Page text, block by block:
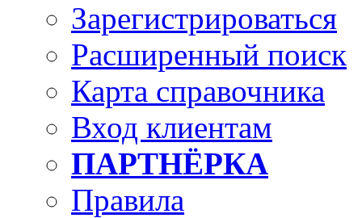
Зарегистрироваться
Расширенный поиск
Карта справочника
Вход клиентам
ПАРТНЁРКА
Правила